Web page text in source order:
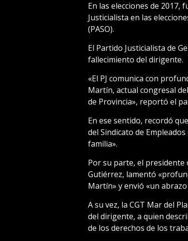
En las elecciones de
Justicialista en las
(PASO).
El Partido Justicialista de
fallecimiento del dirigente.
«El PJ comunica con
Martín, actual congresal
de Provincia», reportó el
En ese sentido, recordó
del Sindicato de
familia».
Por su parte, el presidente
Gutiérrez, lamentó
Martín» y envió «un
A su vez, la CGT Mar del
del dirigente, a quien
de los derechos de los